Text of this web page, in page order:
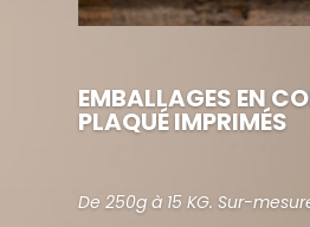
EMBALLAGES EN
PLAQUÉ IMPRIMÉS
De 250g à 15 KG. Sur-